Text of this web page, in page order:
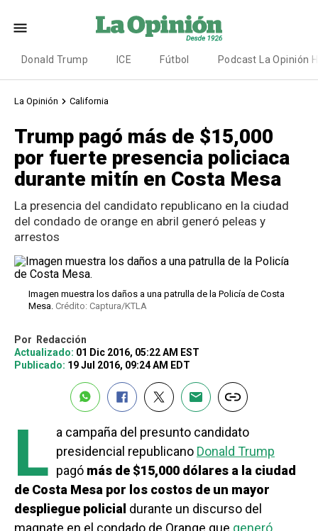
Donald Trump ICE Fútbol Podcast La Opinión
La Opinión California
Trump pagó más de $15,000
por fuerte presencia policiaca
durante mitín en Costa Mesa
La presencia del candidato republicano en la ciudad
del condado de orange en abril generó peleas y
arrestos
Imagen muestra los daños a una patrulla de la Policía de Costa
Mesa. Crédito: Captura/KTLA
Por
Redacción
Actualizado: 01 Dic 2016, 05:22 AM EST
Publicado: 19 Jul 2016, 09:24 AM EDT
L a campaña del presunto candidato
presidencial republicano Donald Trump
pagó más de $15,000 dólares a la ciudad
de Costa Mesa por los costos de un mayor
despliegue policial durante un discurso del
magnate en el condado de Orange que generó